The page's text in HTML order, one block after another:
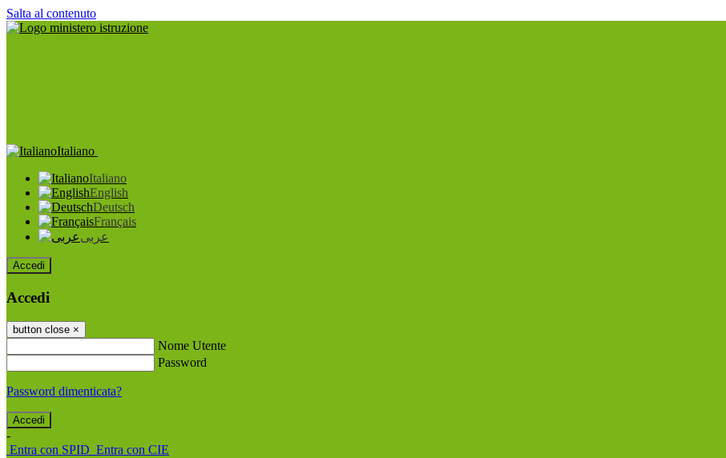
Salta al contenuto
Italiano
Italiano
English
Deutsch
Français
عربى
Accedi
Accedi
button close ×
Nome Utente
Password
Password dimenticata?
-
Entra con SPID Entra con CIE